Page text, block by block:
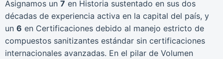
Asignamos un 7 en Historia sustentado en sus dos
décadas de experiencia activa en la capital del país, y
un 6 en Certificaciones debido al manejo estricto de
compuestos sanitizantes estándar sin certificaciones
internacionales avanzadas. En el pilar de Volumen